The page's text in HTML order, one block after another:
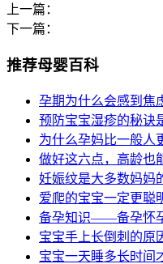
上一篇：
下一篇：
推荐母婴百科
孕期为什么会感到焦
预防宝宝湿疹的秘诀
为什么孕妈比一般人
做好这六点，高龄也
妊娠纹是大多数妈妈
爱爬的宝宝一定更聪
备孕知识——备孕怀
宝宝手上长倒刺的原
宝宝一天睡多长时间